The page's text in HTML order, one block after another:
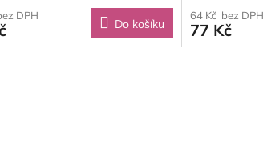
DPH
Do košíku
64 Kč bez DPH
77 Kč